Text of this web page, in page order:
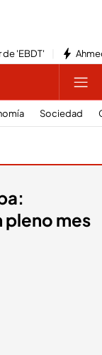
'EBDT'
Sociedad
pleno mes